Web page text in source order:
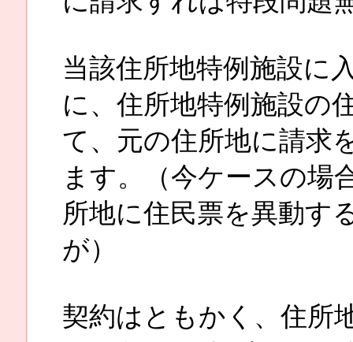
当該住所地特例施設に
に、住所地特例施設の
て、元の住所地に請求
ます。（今ケースの場
所地に住民票を異動す
が）
契約はともかく、住所